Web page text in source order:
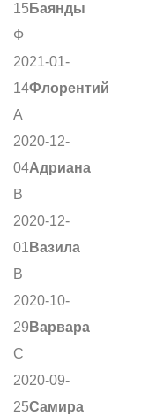
15 Баянды
Ф
2021-01-
14Флорентий
А
2020-12-
04Адриана
В
2020-12-
01 Вазила
В
2020-10-
29 Варвара
С
2020-09-
25Самира